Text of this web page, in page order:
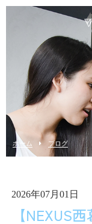
ホーム ブログ
2026年07月01日
【NEXUS